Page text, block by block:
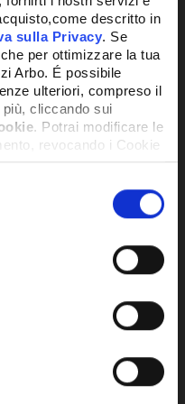
descritto in
sulla Privacy. Se
per ottimizzare la tua
Arbo. É possibile
ulteriori, compreso il
cliccando sui
. Potrai modificare le
revocando i Cookie
dalle
interessarti